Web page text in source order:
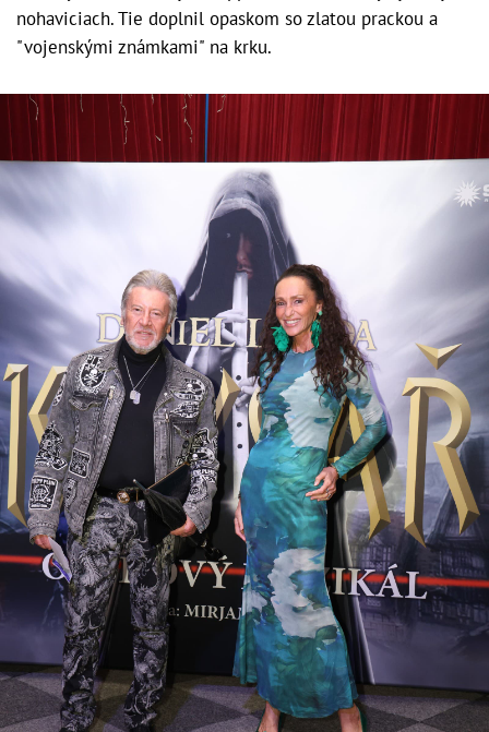
nohaviciach. Tie doplnil opaskom so zlatou prackou a
"vojenskými známkami" na krku.